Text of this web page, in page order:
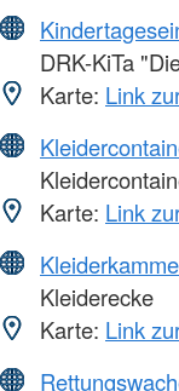
DRK-KiTa
Karte: Link
Karte: Link
Kleiderecke
Karte: Link